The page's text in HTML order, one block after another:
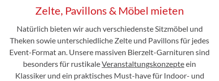
Zelte, Pavillons & Möbel mieten
Natürlich bieten wir auch verschiedenste Sitzmöbel und
Theken sowie unterschiedliche Zelte und Pavillons für jedes
Event-Format an. Unsere massiven Bierzelt-Garnituren sind
besonders für rustikaleVeranstaltungskonzepteein
Klassiker und ein praktisches Must-have für Indoor- und